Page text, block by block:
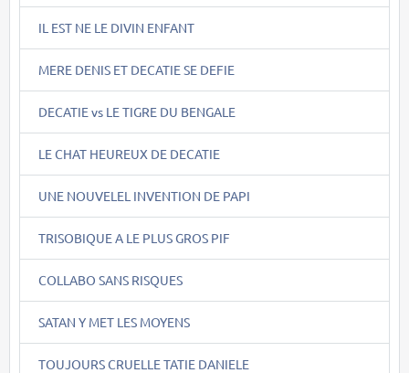
IL EST NE LE DIVIN ENFANT
MERE DENIS ET DECATIE SE DEFIE
DECATIE vs LE TIGRE DU BENGALE
LE CHAT HEUREUX DE DECATIE
UNE NOUVELEL INVENTION DE PAPI
TRISOBIQUE A LE PLUS GROS PIF
COLLABO SANS RISQUES
SATAN Y MET LES MOYENS
TOUJOURS CRUELLE TATIE DANIELE